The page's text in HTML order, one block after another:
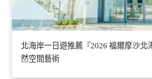
北海岸一日遊推薦『2026 福爾摩沙北
然空間藝術